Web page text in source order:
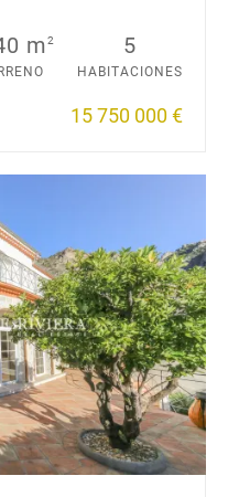
m2 5
HABITACIONES
15 750 000 €